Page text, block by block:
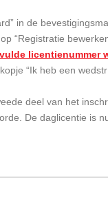
in de
“Registratie
licentienummer
“Ik heb een
deel van het
De daglicentie is